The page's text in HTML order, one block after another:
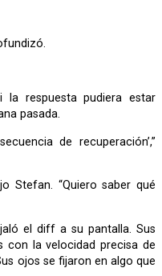
pasada.
con la velocidad precisa de
ojos se fijaron en algo que